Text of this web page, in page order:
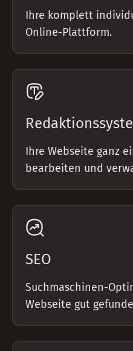
Ihre komplett
Online-Plattform.
Ihre Webseite ganz
bearbeiten und
SEO
Suchmaschinen-
Webseite gut